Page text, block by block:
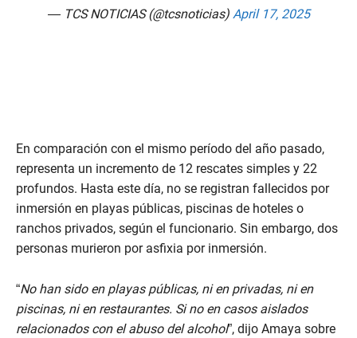
— TCS NOTICIAS (@tcsnoticias) April 17, 2025
En comparación con el mismo período del año pasado,
representa un incremento de 12 rescates simples y 22
profundos. Hasta este día, no se registran fallecidos por
inmersión en playas públicas, piscinas de hoteles o
ranchos privados, según el funcionario. Sin embargo, dos
personas murieron por asfixia por inmersión.
“No han sido en playas públicas, ni en privadas, ni en
piscinas, ni en restaurantes. Si no en casos aislados
relacionados con el abuso del alcohol”, dijo Amaya sobre